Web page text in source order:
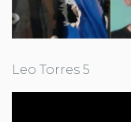
Leo Torres 5